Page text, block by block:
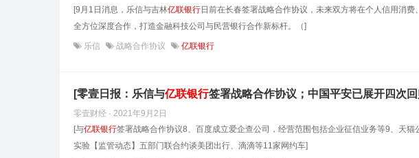
[9月1日消息，乐信与吉林亿联银行日前在长春签署战略合作协议，未来双方将在个人信用消
全方位深度合作，打造金融科技公司与民营银行合作新标杆。（]
乐信 战略合作协议 亿联银行
[零壹日报：乐信与亿联银行签署战略合作协议；中国平安已展开四次
零壹财经 · 2021年9月2日
[与亿联银行签署战略合作协议8、百度成立爱企查公司，经营范围包括企业征信业务等9、天
实验【监管动态】五部门联合约谈美团出行、滴滴等11家网约车]